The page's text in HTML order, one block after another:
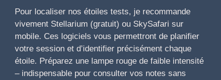
Pour localiser nos étoiles tests, je recommande
vivement Stellarium (gratuit) ou SkySafari sur
mobile. Ces logiciels vous permettront de planifier
votre session et d’identifier précisément chaque
étoile. Préparez une lampe rouge de faible intensité
– indispensable pour consulter vos notes sans